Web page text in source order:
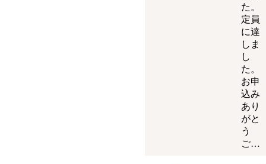
た。
定員
に達
しま
し
た。
お申
込み
あり
がと
う
ご…